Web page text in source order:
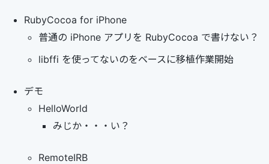
RubyCocoa for iPhone
普通の iPhone アプリを RubyCocoa で書けない？
libffi を使ってないのをベースに移植作業開始
デモ
HelloWorld
みじか・・・い？
RemoteIRB